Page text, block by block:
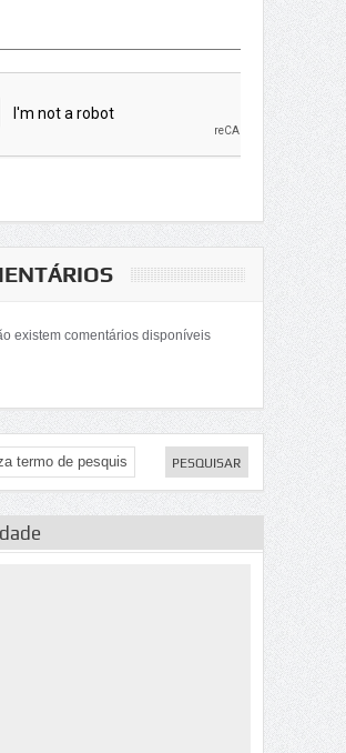
existem comentários disponíveis